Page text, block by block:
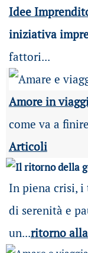
Idee
iniziativa
fattori...
Amore in
come va a
Articoli
In piena crisi, i
di serenità e
un...ritorno